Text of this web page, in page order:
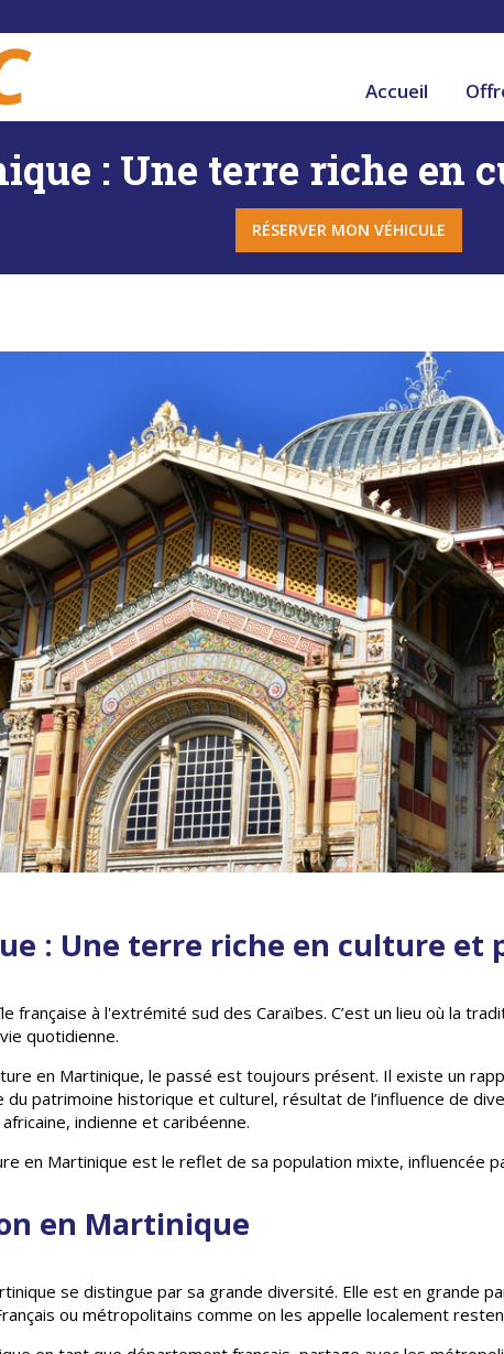
Accueil
: Une terre riche en
RÉSERVER MON VÉHICULE
: Une terre riche en culture et
française à l'extrémité sud des Caraïbes. C’est un lieu où la
quotidienne.
en Martinique, le passé est toujours présent. Il existe un
du patrimoine historique et culturel, résultat de l’influence de
indienne et caribéenne.
en Martinique est le reflet de sa population mixte, influencée
en Martinique
se distingue par sa grande diversité. Elle est en grande
ou métropolitains comme on les appelle localement